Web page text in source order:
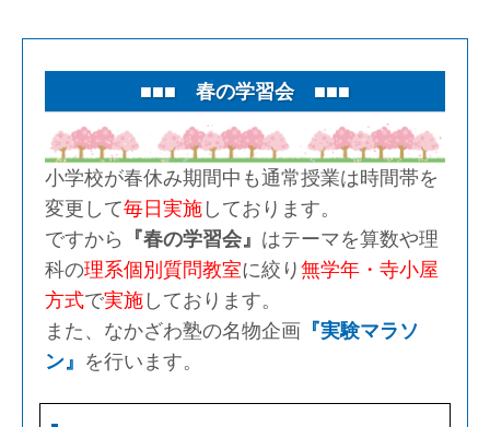
■■■ 春の学習会 ■■■
小学校が春休み期間中も通常授業は時間帯を
変更して毎日実施 しております。
ですから
『春の学習会』 はテーマを算数や理
科の理系個別質問教室に絞り 無学年・寺小屋
方式で実施 しております。
また、なかざわ塾の名物企画 『実験マラソ
ン』 を行います。